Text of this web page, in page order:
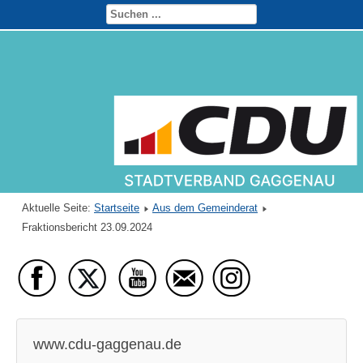
Aktuelle Seite: Startseite
Aus dem Gemeinderat
Fraktionsbericht 23.09.2024
www.cdu-gaggenau.de